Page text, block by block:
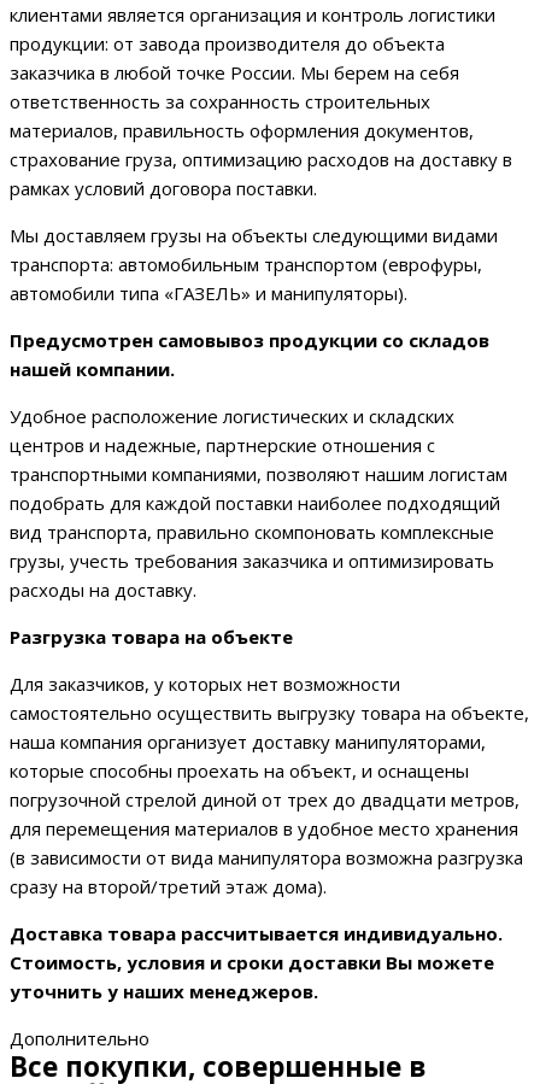
клиентами является организация и контроль логистики
продукции: от завода производителя до объекта
заказчика в любой точке России. Мы берем на себя
ответственность за сохранность строительных
материалов, правильность оформления документов,
страхование груза, оптимизацию расходов на доставку в
рамках условий договора поставки.
Мы доставляем грузы на объекты следующими видами
транспорта: автомобильным транспортом (еврофуры,
автомобили типа «ГАЗЕЛЬ» и манипуляторы).
Предусмотрен самовывоз продукции со складов
нашей компании.
Удобное расположение логистических и складских
центров и надежные, партнерские отношения с
транспортными компаниями, позволяют нашим логистам
подобрать для каждой поставки наиболее подходящий
вид транспорта, правильно скомпоновать комплексные
грузы, учесть требования заказчика и оптимизировать
расходы на доставку.
Разгрузка товара на объекте
Для заказчиков, у которых нет возможности
самостоятельно осуществить выгрузку товара на объекте,
наша компания организует доставку манипуляторами,
которые способны проехать на объект, и оснащены
погрузочной стрелой диной от трех до двадцати метров,
для перемещения материалов в удобное место хранения
(в зависимости от вида манипулятора возможна разгрузка
сразу на второй/третий этаж дома).
Доставка товара рассчитывается индивидуально.
Стоимость, условия и сроки доставки Вы можете
уточнить у наших менеджеров.
Дополнительно
Все покупки, совершенные в